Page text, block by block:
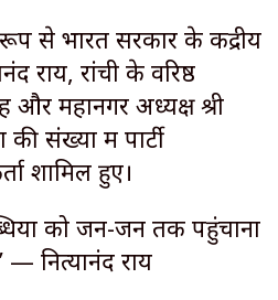
से भारत सरकार के केंद्रीय
राय, रांची के वरिष्ठ
और महानगर अध्यक्ष श्री
संख्या में पार्टी
शामिल हुए।
को जन-जन तक पहुंचाना
— नित्यानंद राय